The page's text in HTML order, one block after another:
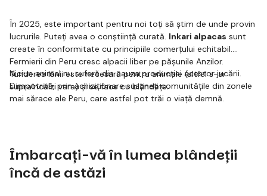
În 2025, este important pentru noi toți să știm de unde provin
lucrurile. Puteți avea o conștiință curată. Inkari alpacas sunt
create în conformitate cu principiile comerțului echitabil.
Fermierii din Peru cresc alpacii liber pe pășunile Anzilor.
Tunderea lânii este necesară pentru animale (altfel s-ar
supraîncălzi vara) și se face cu blândețe.
Niciun animal nu suferă din cauza producției acestor jucării.
Dimpotrivă, prin achiziționare susțineți comunitățile din zonele
mai sărace ale Peru, care astfel pot trăi o viață demnă.
Îmbarcați-vă în lumea blândeții
încă de astăzi